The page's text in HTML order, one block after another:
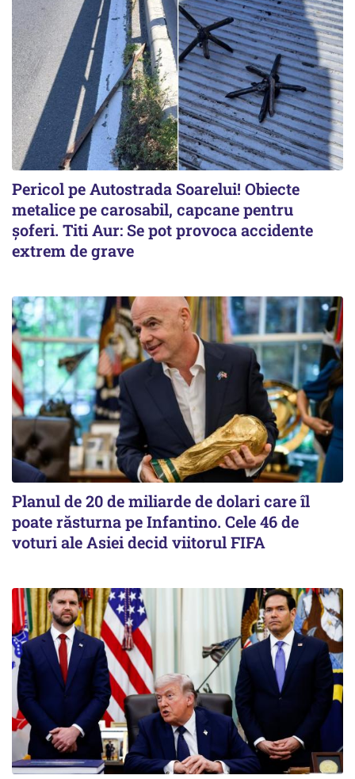
Pericol pe Autostrada Soarelui! Obiecte
metalice pe carosabil, capcane pentru
șoferi. Titi Aur: Se pot provoca accidente
extrem de grave
Planul de 20 de miliarde de dolari care îl
poate răsturna pe Infantino. Cele 46 de
voturi ale Asiei decid viitorul FIFA